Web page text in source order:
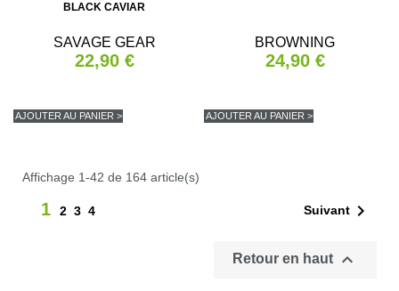
BLACK CAVIAR
SAVAGE GEAR
22,90 €
AJOUTER AU PANIER >
BROWNING
24,90 €
AJOUTER AU PANIER >
Affichage 1-42 de 164 article(s)
1 2 3 4 Suivant 
Retour en haut 